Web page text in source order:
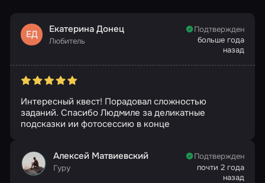
ЕД Екатерина Донец
Любитель
Подтвержден
больше года
назад
Интересный квест! Порадовал сложностью
заданий. Спасибо Людмиле за деликатные
подсказки ии фотосессию в конце
Алексей Матвиевский
Гуру
Подтвержден
почти 2 года
назад